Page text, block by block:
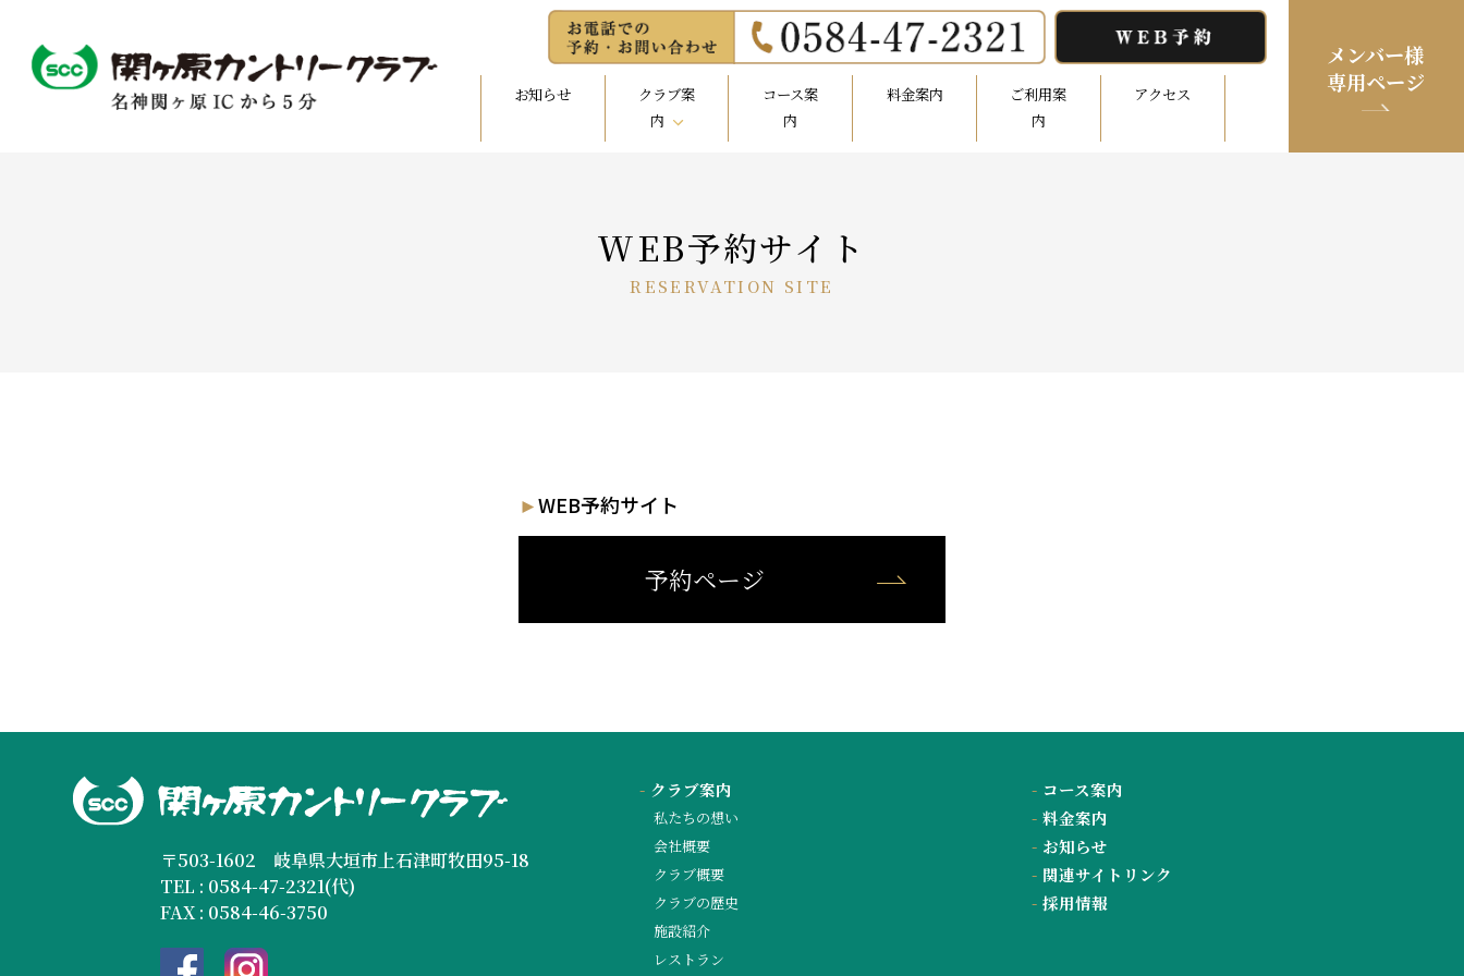
メンバー様
専用ページ
お知らせ
クラブ案
内
コース案
内
料金案内
ご利用案
内
アクセス
WEB予約サイト
RESERVATION SITE
►WEB予約サイト
予約ページ
〒503-1602 岐阜県大垣市上石津町牧田95-18
TEL : 0584-47-2321(代)
FAX : 0584-46-3750
- クラブ案内
私たちの想い
会社概要
クラブ概要
クラブの歴史
施設紹介
レストラン
- コース案内
- 料金案内
- お知らせ
- 関連サイトリンク
- 採用情報